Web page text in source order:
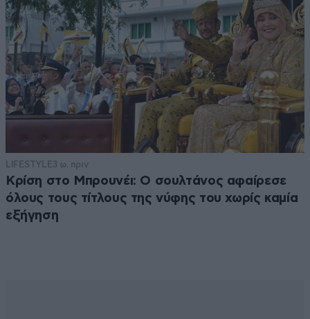
LIFESTYLE3 ω. πριν
Κρίση στο Μπρουνέι: Ο σουλτάνος αφαίρεσε
όλους τους τίτλους της νύφης του χωρίς καμία
εξήγηση